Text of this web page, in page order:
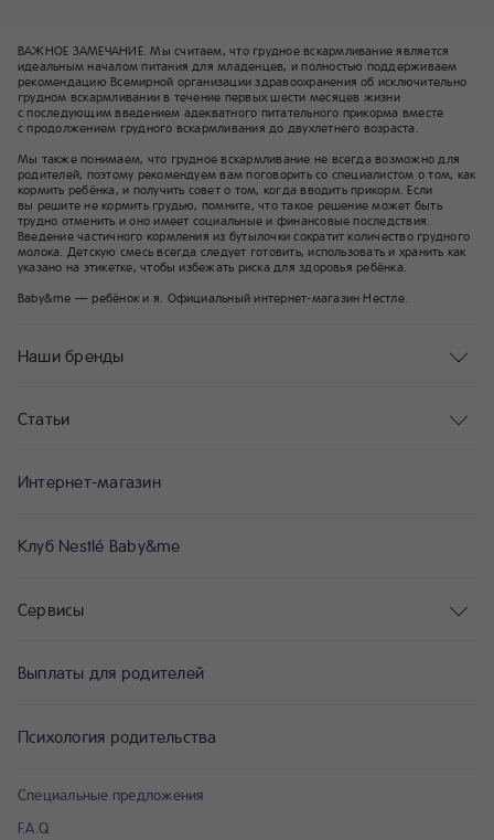
ВАЖНОЕ ЗАМЕЧАНИЕ. Мы считаем, что грудное вскармливание является
идеальным началом питания для младенцев, и полностью поддерживаем
рекомендацию Всемирной организации здравоохранения об исключительно
грудном вскармливании в течение первых шести месяцев жизни
с последующим введением адекватного питательного прикорма вместе
с продолжением грудного вскармливания до двухлетнего возраста.
Мы также понимаем, что грудное вскармливание не всегда возможно для
родителей, поэтому рекомендуем вам поговорить со специалистом о том, как
кормить ребёнка, и получить совет о том, когда вводить прикорм. Если
вы решите не кормить грудью, помните, что такое решение может быть
трудно отменить и оно имеет социальные и финансовые последствия.
Введение частичного кормления из бутылочки сократит количество грудного
молока. Детскую смесь всегда следует готовить, использовать и хранить как
указано на этикетке, чтобы избежать риска для здоровья ребёнка.
Baby&me — ребёнок и я. Официальный интернет-магазин Нестле.
Наши бренды
Статьи
Специальные предложения
F.A.Q
Интернет-магазин
Клуб Nestlé Baby&me
Сервисы
Выплаты для родителей
Психология родительства